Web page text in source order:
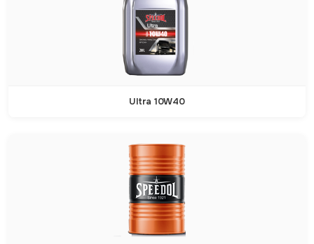
Ultra 10W40